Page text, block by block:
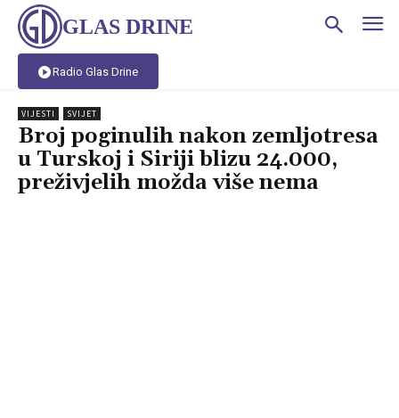
GLAS DRINE
Radio Glas Drine
VIJESTI SVIJET
Broj poginulih nakon zemljotresa
u Turskoj i Siriji blizu 24.000,
preživjelih možda više nema